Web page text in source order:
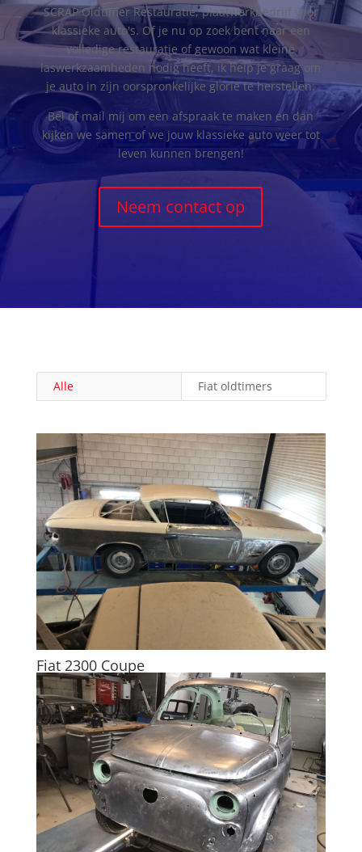
SCRAP Oldtimer Restauratie, plaatwerkbedrijf voor
klassieke auto's. Of je nu op zoek bent naar een
volledige restauratie of gewoon wat kleine
laswerkzaamheden nodig heeft, ik help je graag om
je auto in zijn oorspronkelijke glorie te herstellen.
Bel of mail mij om een afspraak te maken en dan
kijken we samen of we jouw klassieke auto weer tot
leven kunnen brengen!
Neem contact op
Alle Fiat oldtimers
Fiat 2300 Coupe